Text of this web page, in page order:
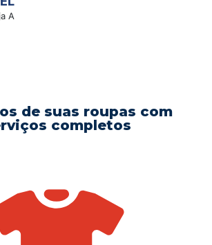
A
de suas roupas com
completos